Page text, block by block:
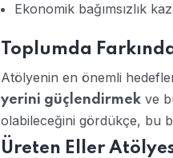
Ekonomik bağımsızlık
Toplumda
Atölyenin en önemli
yerini güçlendirmek ve
olabileceğini gördükçe, bu
Üreten Eller